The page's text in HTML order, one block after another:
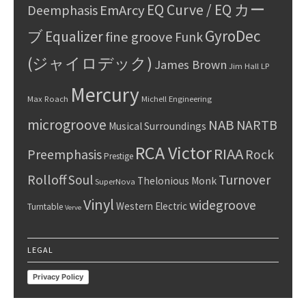
Deemphasis EmArcyEQ Curve / EQ カー
ブEqualizerfine groove FunkGyroDec
(ジャイロデック) James Brown Jim Hall LP
Max Roach Mercury Michell Engineering
microgroove Musical Surroundings NAB NARTB
PreemphasisPrestige RCA VictorRIAA Rock
RolloffSoul SuperNova Thelonious Monk Turnover
Turntable Verve Vinyl Western Electricwidegroove
LEGAL
Privacy Policy